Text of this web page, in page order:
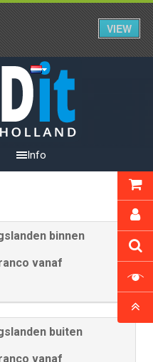
Info
binnen
vanaf
buiten
vanaf
VIEW